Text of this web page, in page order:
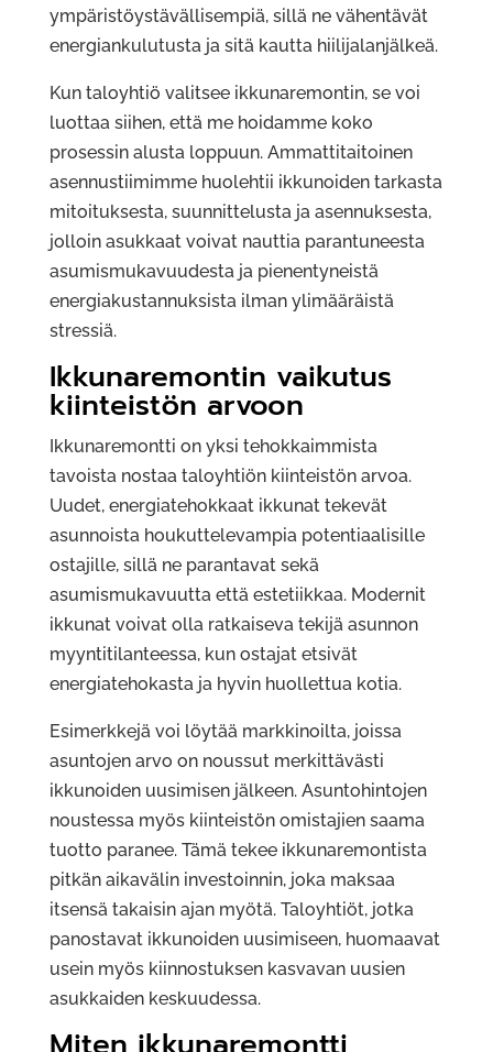
ympäristöystävällisempiä, sillä ne vähentävät
energiankulutusta ja sitä kautta hiilijalanjälkeä.
Kun taloyhtiö valitsee ikkunaremontin, se voi
luottaa siihen, että me hoidamme koko
prosessin alusta loppuun. Ammattitaitoinen
asennustiimimme huolehtii ikkunoiden tarkasta
mitoituksesta, suunnittelusta ja asennuksesta,
jolloin asukkaat voivat nauttia parantuneesta
asumismukavuudesta ja pienentyneistä
energiakustannuksista ilman ylimääräistä
stressiä.
Ikkunaremontin vaikutus
kiinteistön arvoon
Ikkunaremontti on yksi tehokkaimmista
tavoista nostaa taloyhtiön kiinteistön arvoa.
Uudet, energiatehokkaat ikkunat tekevät
asunnoista houkuttelevampia potentiaalisille
ostajille, sillä ne parantavat sekä
asumismukavuutta että estetiikkaa. Modernit
ikkunat voivat olla ratkaiseva tekijä asunnon
myyntitilanteessa, kun ostajat etsivät
energiatehokasta ja hyvin huollettua kotia.
Esimerkkejä voi löytää markkinoilta, joissa
asuntojen arvo on noussut merkittävästi
ikkunoiden uusimisen jälkeen. Asuntohintojen
noustessa myös kiinteistön omistajien saama
tuotto paranee. Tämä tekee ikkunaremontista
pitkän aikavälin investoinnin, joka maksaa
itsensä takaisin ajan myötä. Taloyhtiöt, jotka
panostavat ikkunoiden uusimiseen, huomaavat
usein myös kiinnostuksen kasvavan uusien
asukkaiden keskuudessa.